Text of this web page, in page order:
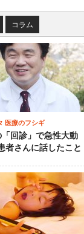
コラム
医療のフシギ
回診」で急性大動
者さんに話したこと